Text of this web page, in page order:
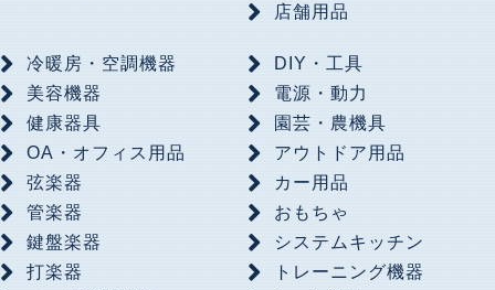
店舗用品
冷暖房・空調機器
美容機器
健康器具
OA・オフィス用品
弦楽器
管楽器
鍵盤楽器
打楽器
DIY・工具
電源・動力
園芸・農機具
アウトドア用品
カー用品
おもちゃ
システムキッチン
トレーニング機器